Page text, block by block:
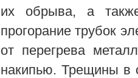
их обрыва, а
прогорание трубок
от перегрева
накипью. Трещины в